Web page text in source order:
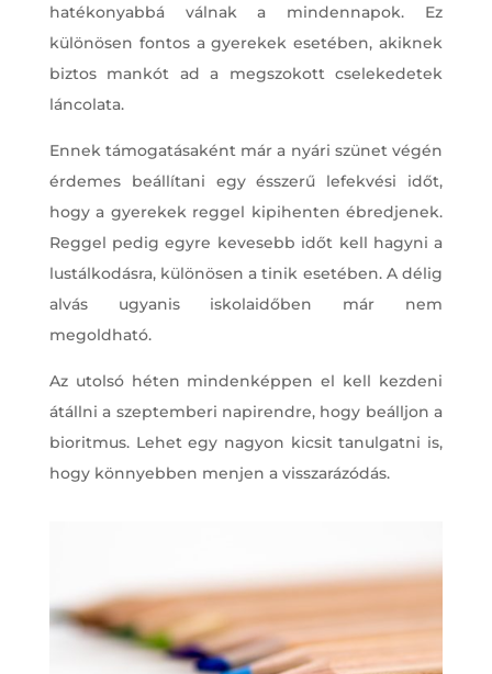
hatékonyabbá válnak a mindennapok. Ez
különösen fontos a gyerekek esetében, akiknek
biztos mankót ad a megszokott cselekedetek
láncolata.
Ennek támogatásaként már a nyári szünet végén
érdemes beállítani egy ésszerű lefekvési időt,
hogy a gyerekek reggel kipihenten ébredjenek.
Reggel pedig egyre kevesebb időt kell hagyni a
lustálkodásra, különösen a tinik esetében. A délig
alvás ugyanis iskolaidőben már nem
megoldható.
Az utolsó héten mindenképpen el kell kezdeni
átállni a szeptemberi napirendre, hogy beálljon a
bioritmus. Lehet egy nagyon kicsit tanulgatni is,
hogy könnyebben menjen a visszarázódás.